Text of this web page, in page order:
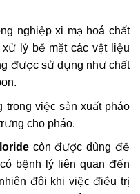
nghiệp xi mạ hoá chất
lý bề mặt các vật liệu
được sử dụng như chất
việc sản xuất pháo
cho pháo.
còn được dùng để
bệnh lý liên quan đến
đôi khi việc điều trị